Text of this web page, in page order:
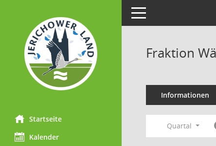
Startseite
Kalender
Toggle navigation
Fraktion
Informationen
Quartal